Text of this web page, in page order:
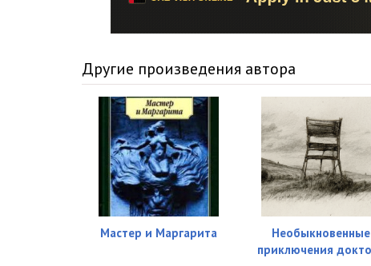
Другие произведения автора
Мастер и Маргарита
Необыкновенные
приключения